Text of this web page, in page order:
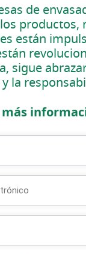
de
productos,
están
sigue
la
más